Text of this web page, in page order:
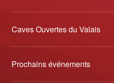
Caves Ouvertes du Valais
À propos
Partenaires
Prochains événements
Tavolata des Vins du Valais